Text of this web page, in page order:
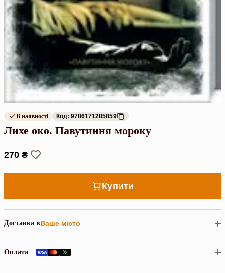
В наявності Код: 9786171285859
Лихе око. Павутиння мороку
270 ₴
Купити
Доставка вВаше місто
Оплата